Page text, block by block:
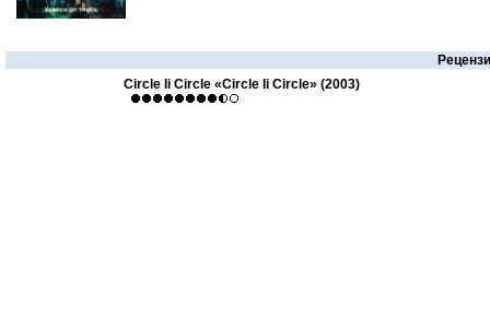
Circle Ii Circle «Circle Ii Circle» (2003)